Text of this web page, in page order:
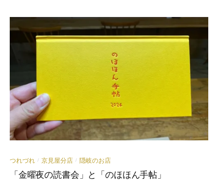
つれづれ / 京見屋分店 / 隠岐のお店
「金曜夜の読書会」と「のほほん手帖」